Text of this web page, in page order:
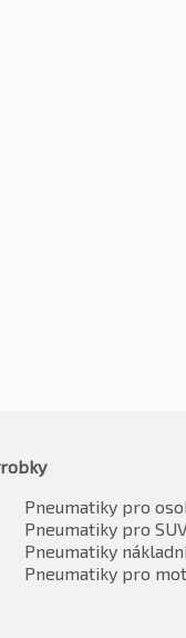
84T
Pneumatiky pro
Pneumatiky pro
Pneumatiky
Pneumatiky pro